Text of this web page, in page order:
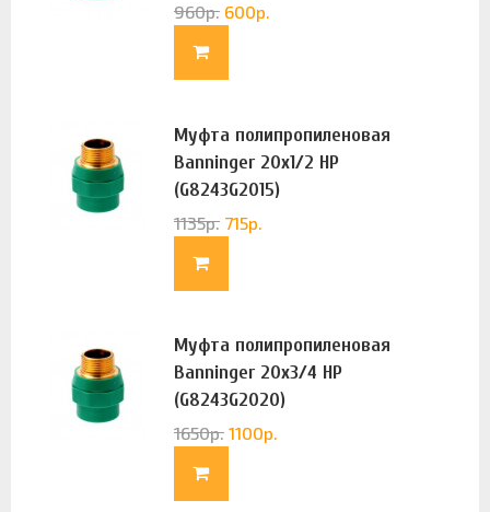
960р. 600р.
Муфта полипропиленовая
Banninger 20х1/2 НР
(G8243G2015)
1135р. 715р.
Муфта полипропиленовая
Banninger 20х3/4 НР
(G8243G2020)
1650р. 1100р.